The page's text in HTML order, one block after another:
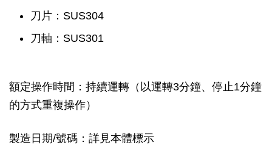
刀片：SUS304
刀軸：SUS301
額定操作時間：持續運轉（以運轉3分鐘、停止1分鐘
的方式重複操作）
製造日期/號碼：詳見本體標示